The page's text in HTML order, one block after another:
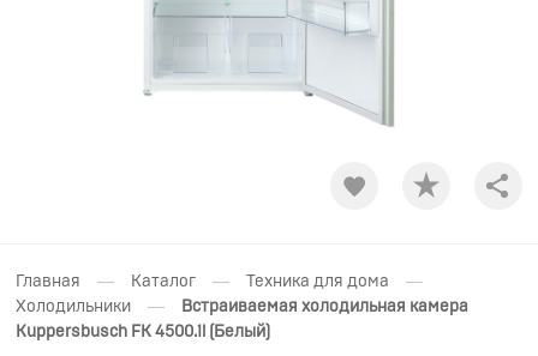
Главная — Каталог — Техника для дома —
Холодильники —
Встраиваемая холодильная камера
Kuppersbusch FK 4500.1i (Белый)